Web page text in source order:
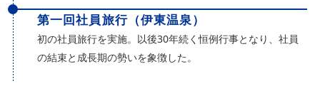
第一回社員旅行（伊東温泉）
初の社員旅行を実施。以後30年続く恒例行事となり、社員
の結束と成長期の勢いを象徴した。